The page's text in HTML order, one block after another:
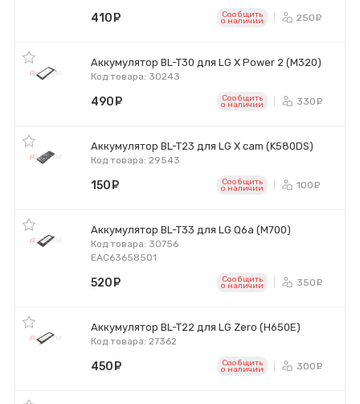
410 Сообщить
o наличии 250
Аккумулятор BL-T30 для LG X Power 2 (M320)
Код товара: 30243
490 Сообщить
o наличии 330
Аккумулятор BL-T23 для LG X cam (K580DS)
Код товара: 29543
150 Сообщить
o наличии 100
Аккумулятор BL-T33 для LG Q6a (M700)
Код товара: 30756
ЕАС63658501
520 Сообщить
o наличии 350
Аккумулятор BL-T22 для LG Zero (H650E)
Код товара: 27362
450 Сообщить
o наличии 300